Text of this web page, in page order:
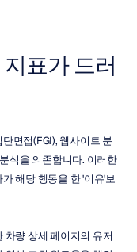
표가 드러
면접(FGI), 웹사이트 분
석을 의존합니다. 이러한
해당 행동을 한 '이유'보
차량 상세 페이지의 유저